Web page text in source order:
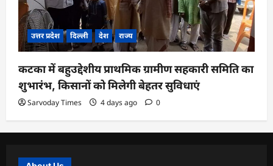
उत्तर प्रदेश दिल्ली देश राज्य
कटका में बहुउद्देशीय प्राथमिक ग्रामीण सहकारी समिति का
शुभारंभ, किसानों को मिलेगी बेहतर सुविधाएं
Sarvoday Times 4 days ago 0